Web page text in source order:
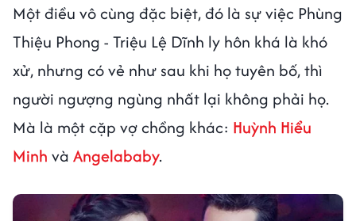
Một điều vô cùng đặc biệt, đó là sự việc Phùng
Thiệu Phong - Triệu Lệ Dĩnh ly hôn khá là khó
xử, nhưng có vẻ như sau khi họ tuyên bố, thì
người ngượng ngùng nhất lại không phải họ.
Mà là một cặp vợ chồng khác: Huỳnh Hiểu
Minh và Angelababy.